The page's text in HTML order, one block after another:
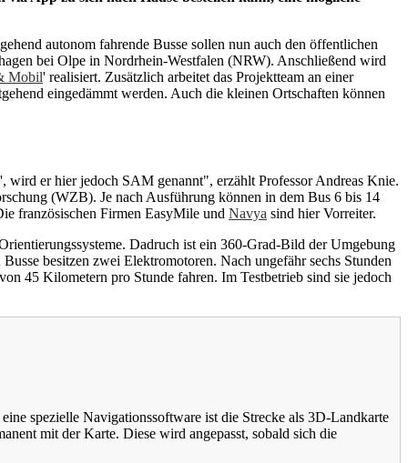
autonom fahrende Busse sollen nun auch den öffentlichen
bei Olpe in Nordrhein-Westfalen (NRW). Anschließend wird
Mobil' realisiert. Zusätzlich arbeitet das Projektteam an einer
eingedämmt werden. Auch die kleinen Ortschaften können
er hier jedoch SAM genannt", erzählt Professor Andreas Knie.
(WZB). Je nach Ausführung können in dem Bus 6 bis 14
französischen Firmen EasyMile und Navya sind hier Vorreiter.
Dadruch ist ein 360-Grad-Bild der Umgebung
besitzen zwei Elektromotoren. Nach ungefähr sechs Stunden
45 Kilometern pro Stunde fahren. Im Testbetrieb sind sie jedoch
spezielle Navigationssoftware ist die Strecke als 3D-Landkarte
mit der Karte. Diese wird angepasst, sobald sich die